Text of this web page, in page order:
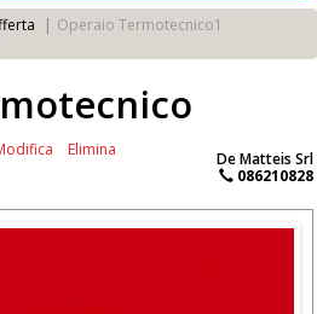
Operaio Termotecnico1
De Matteis Srl
086210828
Elimina